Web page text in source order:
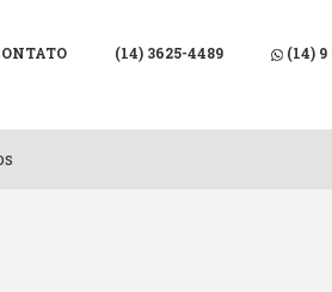
Menu
(14) 3625-4489 (14) 9